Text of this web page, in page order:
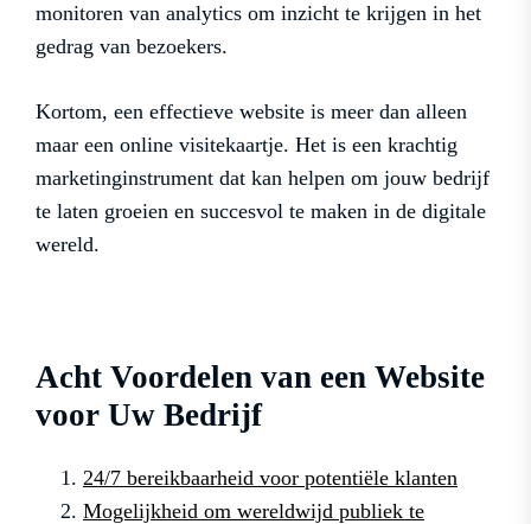
monitoren van analytics om inzicht te krijgen in het
gedrag van bezoekers.
Kortom, een effectieve website is meer dan alleen
maar een online visitekaartje. Het is een krachtig
marketinginstrument dat kan helpen om jouw bedrijf
te laten groeien en succesvol te maken in de digitale
wereld.
Acht Voordelen van een Website
voor Uw Bedrijf
24/7 bereikbaarheid voor potentiële klanten
Mogelijkheid om wereldwijd publiek te